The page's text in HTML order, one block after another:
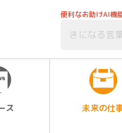
便利なお助けAI機
ス 未来の仕